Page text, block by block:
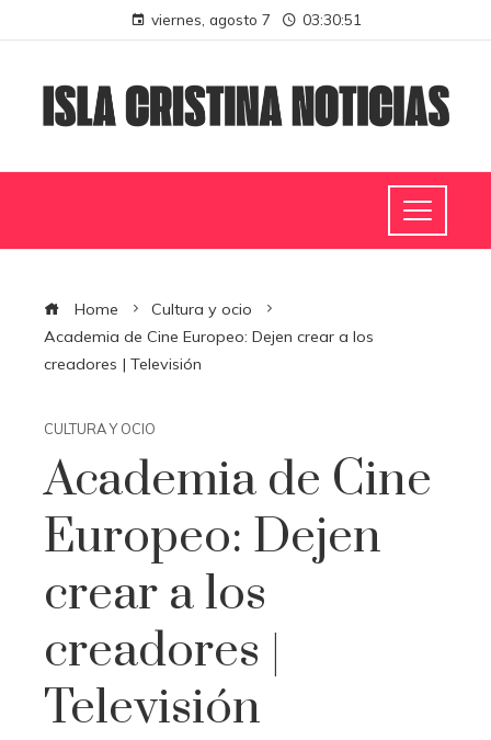
viernes, agosto 7 03:30:51
Home
Cultura y ocio
Academia de Cine Europeo: Dejen crear a los
creadores | Televisión
CULTURA Y OCIO
Academia de Cine
Europeo: Dejen
crear a los
creadores |
Televisión